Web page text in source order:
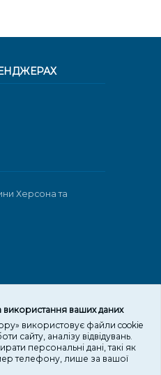
Херсона та
матеріалів
посилання на
абзацу.
використання ваших даних
використовує файли cookie
сайту, аналізу відвідувань.
персональні дані, такі як
телефону, лише за вашої